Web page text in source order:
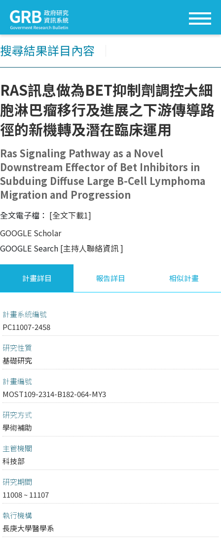
搜尋結果詳目內容
RAS訊息做為BET抑制劑調控大細
胞淋巴瘤移行及進展之下游傳導路
徑的新機轉及潛在臨床運用
Ras Signaling Pathway as a Novel
Downstream Effector of Bet Inhibitors in
Subduing Diffuse Large B-Cell Lymphoma
Migration and Progression
全文電子檔： [全文下載1]
GOOGLE Scholar
GOOGLE Search [主持人聯絡資訊]
計畫詳目 報告詳目 相似計畫
計畫系統編號
PC11007-2458
研究性質
基礎研究
計畫編號
MOST109-2314-B182-064-MY3
研究方式
學術補助
主管機關
科技部
研究期間
11008 ~ 11107
執行機構
長庚大學醫學系